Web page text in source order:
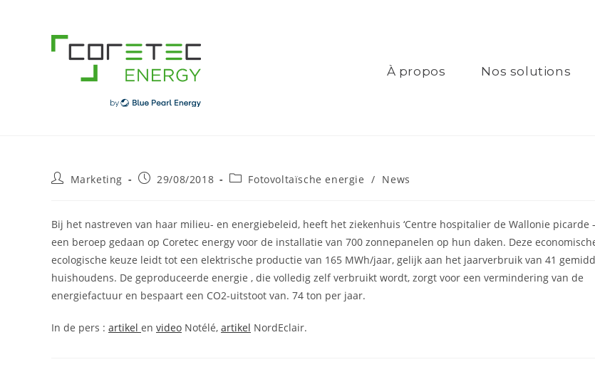
À propos Nos solutions
PostMarketing
Post29/08/2018
PostFotovoltaïsche energie / News
Bij het nastreven van haar milieu- en energiebeleid, heeft het ziekenhuis ‘Centre hospitalier de Wallonie picarde –
een beroep gedaan op Coretec energy voor de installatie van 700 zonnepanelen op hun daken. Deze
ecologische keuze leidt tot een elektrische productie van 165 MWh/jaar, gelijk aan het jaarverbruik van 41
huishoudens. De geproduceerde energie , die volledig zelf verbruikt wordt, zorgt voor een vermindering van de
energiefactuur en bespaart een CO2-uitstoot van. 74 ton per jaar.
In de pers : artikel en video Notélé, artikel NordEclair.